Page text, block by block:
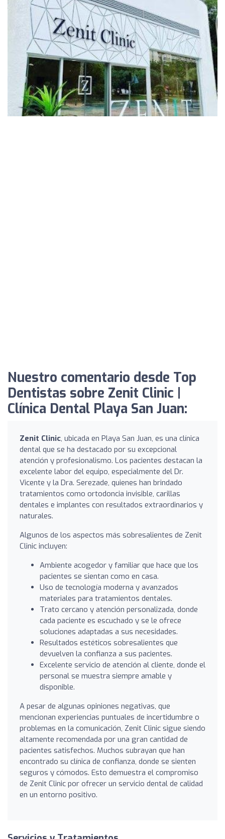
Nuestro comentario desde Top
Dentistas sobre Zenit Clinic |
Clínica Dental Playa San Juan:
Zenit Clinic, ubicada en Playa San Juan, es una clínica
dental que se ha destacado por su excepcional
atención y profesionalismo. Los pacientes destacan la
excelente labor del equipo, especialmente del Dr.
Vicente y la Dra. Serezade, quienes han brindado
tratamientos como ortodoncia invisible, carillas
dentales e implantes con resultados extraordinarios y
naturales.
Algunos de los aspectos más sobresalientes de Zenit
Clinic incluyen:
Ambiente acogedor y familiar que hace que los
pacientes se sientan como en casa.
Uso de tecnología moderna y avanzados
materiales para tratamientos dentales.
Trato cercano y atención personalizada, donde
cada paciente es escuchado y se le ofrece
soluciones adaptadas a sus necesidades.
Resultados estéticos sobresalientes que
devuelven la confianza a sus pacientes.
Excelente servicio de atención al cliente, donde el
personal se muestra siempre amable y
disponible.
A pesar de algunas opiniones negativas, que
mencionan experiencias puntuales de incertidumbre o
problemas en la comunicación, Zenit Clinic sigue siendo
altamente recomendada por una gran cantidad de
pacientes satisfechos. Muchos subrayan que han
encontrado su clínica de confianza, donde se sienten
seguros y cómodos. Esto demuestra el compromiso
de Zenit Clinic por ofrecer un servicio dental de calidad
en un entorno positivo.